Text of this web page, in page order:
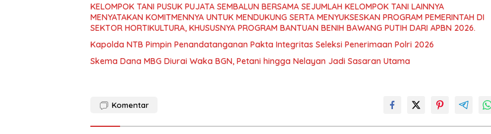
KELOMPOK TANI PUSUK PUJATA SEMBALUN BERSAMA SEJUMLAH KELOMPOK TANI LAINNYA
MENYATAKAN KOMITMENNYA UNTUK MENDUKUNG SERTA MENYUKSESKAN PROGRAM PEMERINTAH DI
SEKTOR HORTIKULTURA, KHUSUSNYA PROGRAM BANTUAN BENIH BAWANG PUTIH DARI APBN 2026.
Kapolda NTB Pimpin Penandatanganan Pakta Integritas Seleksi Penerimaan Polri 2026
Skema Dana MBG Diurai Waka BGN, Petani hingga Nelayan Jadi Sasaran Utama
Komentar